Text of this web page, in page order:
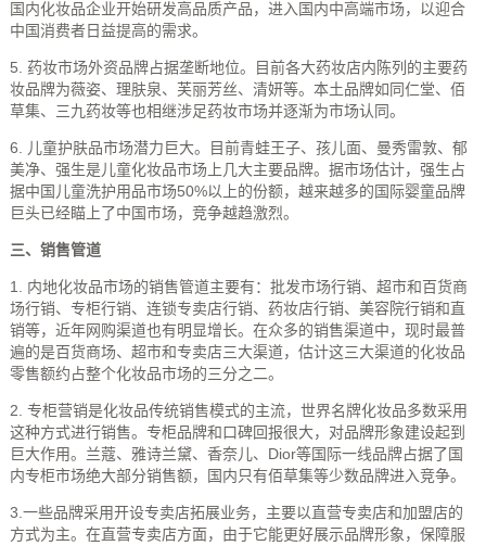
国内化妆品企业开始研发高品质产品，进入国内中高端市场，以迎合
中国消费者日益提高的需求。
5. 药妆市场外资品牌占据垄断地位。目前各大药妆店内陈列的主要药
妆品牌为薇姿、理肤泉、芙丽芳丝、清妍等。本土品牌如同仁堂、佰
草集、三九药妆等也相继涉足药妆市场并逐渐为市场认同。
6. 儿童护肤品市场潜力巨大。目前青蛙王子、孩儿面、曼秀雷敦、郁
美净、强生是儿童化妆品市场上几大主要品牌。据市场估计，强生占
据中国儿童洗护用品市场50%以上的份额，越来越多的国际婴童品牌
巨头已经瞄上了中国市场，竞争越趋激烈。
三、销售管道
1. 内地化妆品市场的销售管道主要有：批发市场行销、超市和百货商
场行销、专柜行销、连锁专卖店行销、药妆店行销、美容院行销和直
销等，近年网购渠道也有明显增长。在众多的销售渠道中，现时最普
遍的是百货商场、超市和专卖店三大渠道，估计这三大渠道的化妆品
零售额约占整个化妆品市场的三分之二。
2. 专柜营销是化妆品传统销售模式的主流，世界名牌化妆品多数采用
这种方式进行销售。专柜品牌和口碑回报很大，对品牌形象建设起到
巨大作用。兰蔻、雅诗兰黛、香奈儿、Dior等国际一线品牌占据了国
内专柜市场绝大部分销售额，国内只有佰草集等少数品牌进入竞争。
3.一些品牌采用开设专卖店拓展业务，主要以直营专卖店和加盟店的
方式为主。在直营专卖店方面，由于它能更好展示品牌形象，保障服